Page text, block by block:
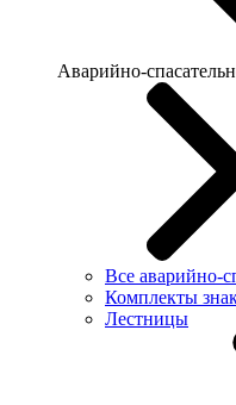
Аварийно-
Все аварийно-
Комплекты
Лестницы